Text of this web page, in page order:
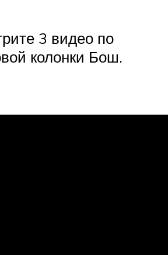
3 видео по
колонки Бош.